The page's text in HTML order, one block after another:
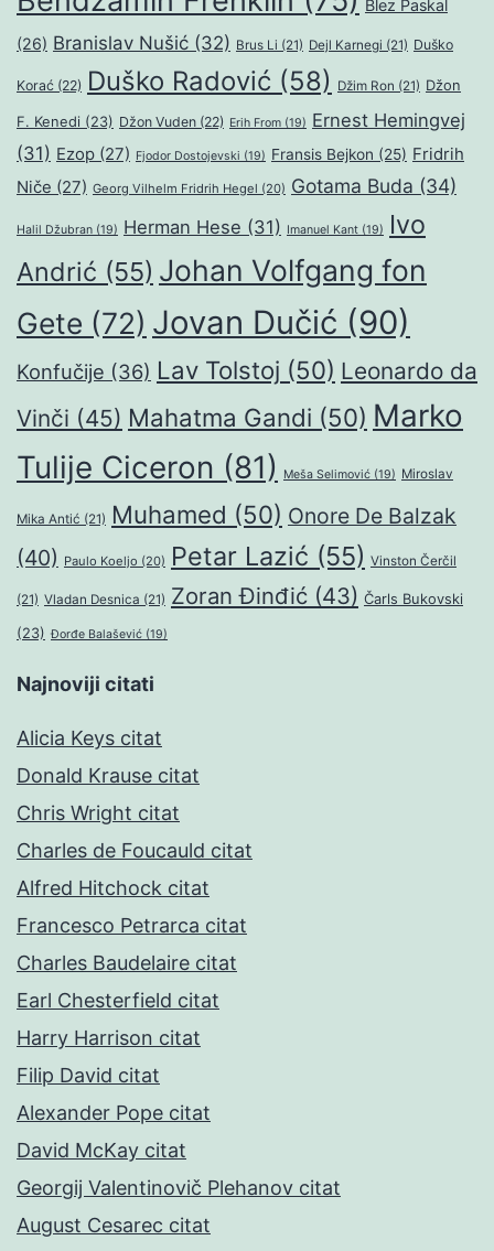
Blez Paskal
(26) Branislav Nušić (32) Brus Li (21) Dejl Karnegi (21) Duško
Korać (22) Duško Radović (58) Džim Ron (21) Džon
F. Kenedi (23) Džon Vuden (22) Erih From (19) Ernest Hemingvej
(31) Ezop (27) Fjodor Dostojevski (19) Fransis Bejkon (25) Fridrih
Niče (27) Georg Vilhelm Fridrih Hegel (20) Gotama Buda (34)
Halil Džubran (19) Herman Hese (31) Imanuel Kant (19)
Ivo
Andrić (55) Johan Volfgang fon
Gete (72) Jovan Dučić (90)
Konfučije (36) Lav Tolstoj (50) Leonardo da
Vinči (45) Mahatma Gandi (50) Marko
Tulije Ciceron (81) Meša Selimović (19) Miroslav
Mika Antić (21) Muhamed (50) Onore De Balzak
(40) Paulo Koeljo (20) Petar Lazić (55) Vinston Čerčil
(21) Vladan Desnica (21) Zoran Đinđić (43) Čarls Bukovski
(23) Đorđe Balašević (19)
Najnoviji citati
Alicia Keys citat
Donald Krause citat
Chris Wright citat
Charles de Foucauld citat
Alfred Hitchock citat
Francesco Petrarca citat
Charles Baudelaire citat
Earl Chesterfield citat
Harry Harrison citat
Filip David citat
Alexander Pope citat
David McKay citat
Georgij Valentinovič Plehanov citat
August Cesarec citat